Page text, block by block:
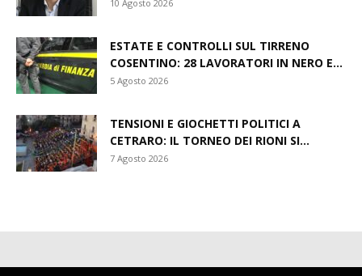
10 Agosto 2026
ESTATE E CONTROLLI SUL TIRRENO
COSENTINO: 28 LAVORATORI IN NERO E...
5 Agosto 2026
TENSIONI E GIOCHETTI POLITICI A
CETRARO: IL TORNEO DEI RIONI SI...
7 Agosto 2026